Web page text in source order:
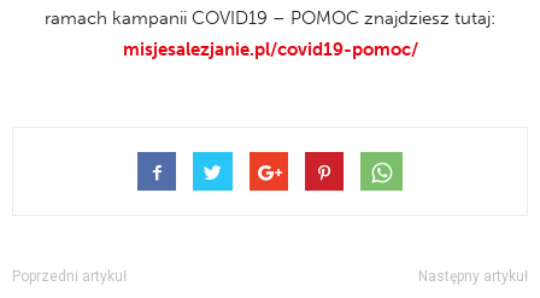
ramach kampanii COVID19 – POMOC znajdziesz tutaj:
misjesalezjanie.pl/covid19-pomoc/
Poprzedni artykuł Następny artykuł